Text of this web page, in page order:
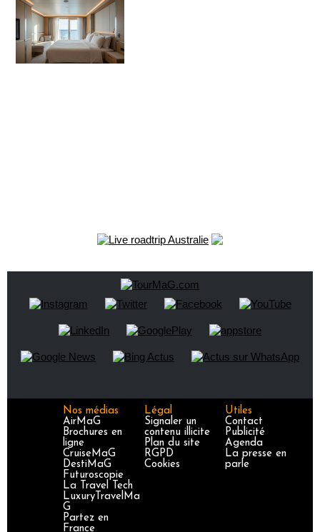
Nos médias
AirMaG
Brochures en
ligne
CruiseMaG
DestiMaG
Futuroscopie
La Travel Tech
LuxuryTravelMa
G
Partez en
France
Légal
Signaler un
contenu illicite
Plan du site
RGPD
Cookies
Utiles
Contact
Publicité
Agenda
La presse en
parle